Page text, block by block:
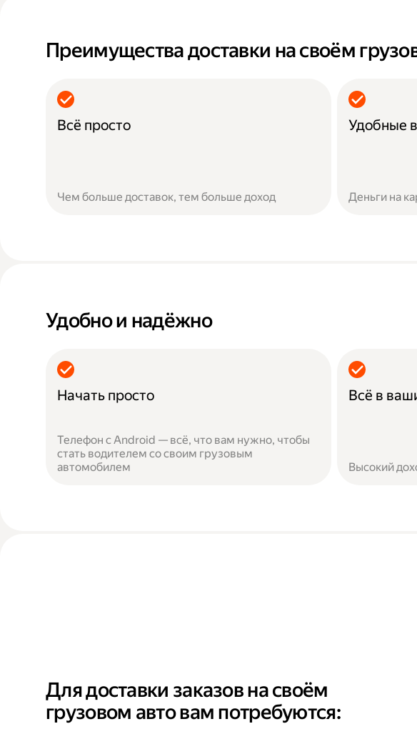
Преимущества доставки на своём
Всё просто
Чем больше доставок, тем больше доход
Удобные
Деньги на
Удобно и надёжно
Начать просто
Телефон с Android — всё, что вам нужно, чтобы
стать водителем со своим грузовым
автомобилем
Всё в
Высокий
Для доставки заказов на своём
грузовом авто вам потребуются: